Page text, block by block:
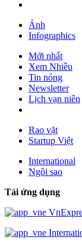
Ảnh
Infographics
Mới nhất
Xem Nhiều
Tin nóng
Newsletter
Lịch vạn niên
Rao vặt
Startup Việt
International
Ngôi sao
Tải ứng dụng